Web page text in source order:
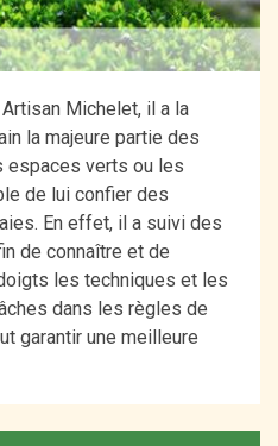
Michelet, il a la
la majeure partie des
espaces verts ou les
de lui confier des
En effet, il a suivi des
de connaître et de
les techniques et les
dans les règles de
garantir une meilleure